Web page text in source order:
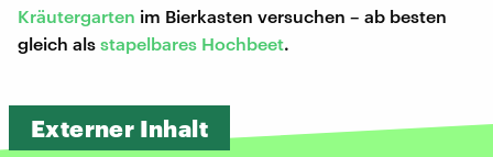
Kräutergarten im Bierkasten versuchen – ab besten
gleich als stapelbares Hochbeet.
Externer Inhalt